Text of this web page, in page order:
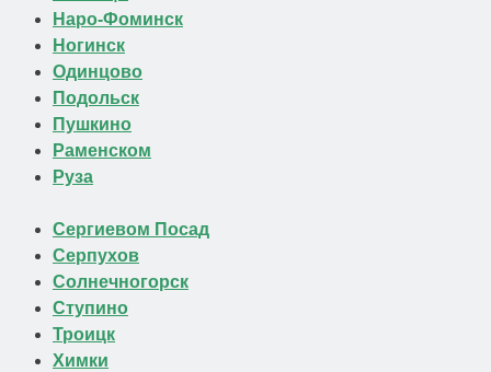
Наро-Фоминск
Ногинск
Одинцово
Подольск
Пушкино
Раменском
Руза
Сергиевом Посад
Серпухов
Солнечногорск
Ступино
Троицк
Химки